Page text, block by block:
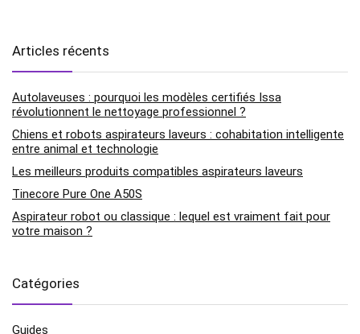
Articles récents
Autolaveuses : pourquoi les modèles certifiés Issa
révolutionnent le nettoyage professionnel ?
Chiens et robots aspirateurs laveurs : cohabitation intelligente
entre animal et technologie
Les meilleurs produits compatibles aspirateurs laveurs
Tinecore Pure One A50S
Aspirateur robot ou classique : lequel est vraiment fait pour
votre maison ?
Catégories
Guides